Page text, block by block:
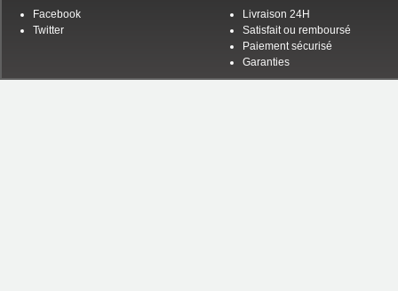
Facebook
Twitter
Livraison 24H
Satisfait ou remboursé
Paiement sécurisé
Garanties